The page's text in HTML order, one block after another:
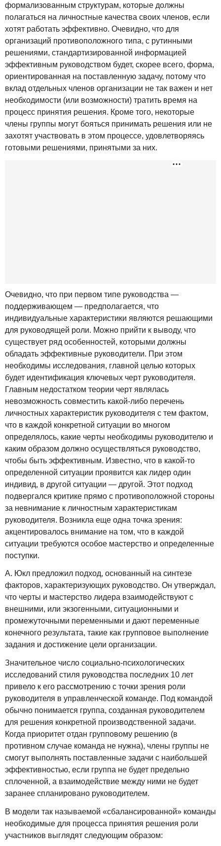
формализованным структурам, которые должны
полагаться на личностные качества своих членов, если
хотят работать эффективно. Очевидно, что для
организаций противоположного типа, с рутинными
решениями, стандартизированной информацией
эффективным руководством будет, скорее всего, форма,
ориентированная на поставленную задачу, потому что
вклад отдельных членов организации не так важен и нет
необходимости (или возможности) тратить время на
процесс принятия решения. Кроме того, некоторые
члены группы могут бояться принимать решения или не
захотят участвовать в этом процессе, удовлетворяясь
готовыми решениями, принятыми за них.
Очевидно, что при первом типе руководства —
поддерживающем — предполагается, что
индивидуальные характеристики являются решающими
для руководящей роли. Можно прийти к выводу, что
существует ряд особенностей, которыми должны
обладать эффективные руководители. При этом
необходимы исследования, главной целью которых
будет идентификация ключевых черт руководителя.
Главным недостатком теории черт являлась
невозможность совместить какой-либо перечень
личностных характеристик руководителя с тем фактом,
что в каждой конкретной ситуации во многом
определялось, какие черты необходимы руководителю и
каким образом должно осуществляться руководство,
чтобы быть эффективным. Известно, что в какой-то
определенной ситуации проявится как лидер один
индивид, в другой ситуации — другой. Этот подход
подвергался критике прямо с противоположной стороны
за невнимание к личностным характеристикам
руководителя. Возникла еще одна точка зрения:
акцентировалось внимание на том, что в каждой
ситуации требуются особое мастерство и определенные
поступки.
А. Юкл предложил подход, основанный на синтезе
факторов, характеризующих руководство. Он утверждал,
что черты и мастерство лидера взаимодействуют с
внешними, или экзогенными, ситуационными и
промежуточными переменными и дают переменные
конечного результата, такие как групповое выполнение
задания и достижение цели организации.
Значительное число социально-психологических
исследований стиля руководства последних 10 лет
привело к его рассмотрению с точки зрения роли
руководителя в управленческой команде. Под командой
обычно понимается группа, созданная руководителем
для решения конкретной производственной задачи.
Когда приоритет отдан групповому решению (в
противном случае команда не нужна), члены группы не
смогут выполнять поставленные задачи с наибольшей
эффективностью, если группа не будет предельно
сплоченной, а взаимодействие между ними не будет
заранее спланировано руководителем.
В модели так называемой «сбалансированной» команды
необходимые для процесса принятия решения роли
участников выглядят следующим образом: